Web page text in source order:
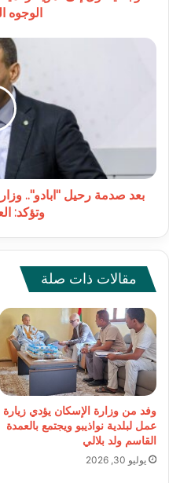
الوجوه
بعد
بالنكراء
وتؤكد:
بعد صدمة رحيل "ابادو"..
وتؤكد:
مقالات ذات صلة
وفد من وزارة الإسكان يؤدي زيارة
عمل لبلدية نواذيبو ويجتمع بالعمدة
القاسم ولد بلالي
يوليو 30, 2026